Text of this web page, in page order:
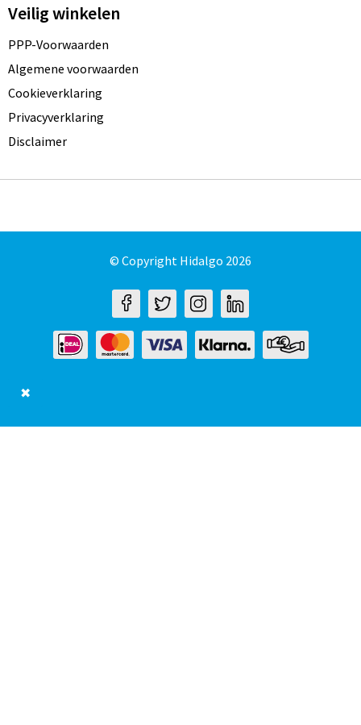
Veilig winkelen
PPP-Voorwaarden
Algemene voorwaarden
Cookieverklaring
Privacyverklaring
Disclaimer
© Copyright Hidalgo 2026
✖